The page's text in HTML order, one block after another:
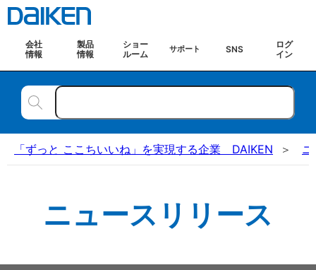
会社
情報
製品
情報
ショー
ルーム
サポート SNS
ログ
イン
「ずっと ここちいいね」を実現する企業 DAIKEN
ニュースリリース